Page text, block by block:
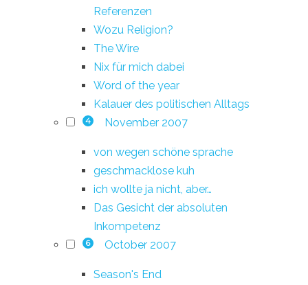
Referenzen
Wozu Religion?
The Wire
Nix für mich dabei
Word of the year
Kalauer des politischen Alltags
4 November 2007
von wegen schöne sprache
geschmacklose kuh
ich wollte ja nicht, aber…
Das Gesicht der absoluten
Inkompetenz
6 October 2007
Season's End